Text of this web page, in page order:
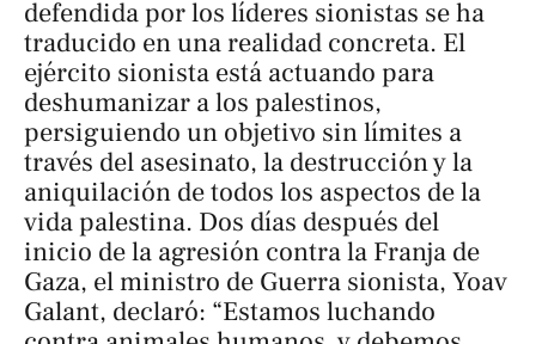
defendida por los líderes sionistas se ha
traducido en una realidad concreta. El
ejército sionista está actuando para
deshumanizar a los palestinos,
persiguiendo un objetivo sin límites a
través del asesinato, la destrucción y la
aniquilación de todos los aspectos de la
vida palestina. Dos días después del
inicio de la agresión contra la Franja de
Gaza, el ministro de Guerra sionista, Yoav
Galant, declaró: “Estamos luchando